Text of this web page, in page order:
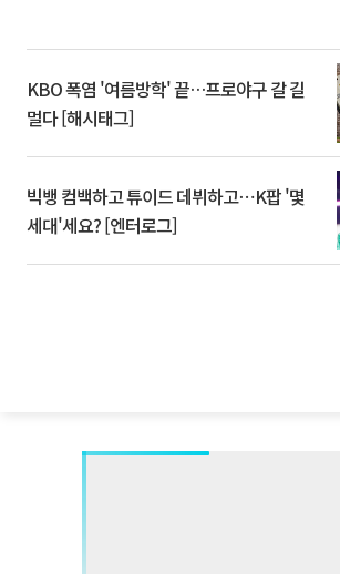
KBO 폭염 '여름방학' 끝…프로야구 갈 길
멀다 [해시태그]
빅뱅 컴백하고 튜이드 데뷔하고⋯K팝 '몇
세대'세요? [엔터로그]